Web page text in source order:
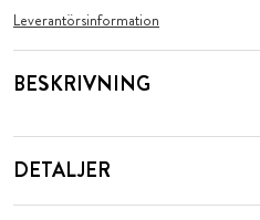
Leverantörsinformation
BESKRIVNING
DETALJER